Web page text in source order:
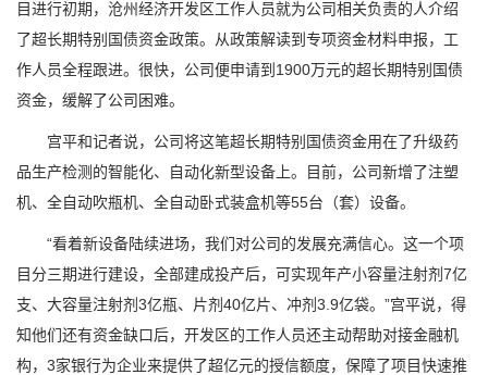
目进行初期，沧州经济开发区工作人员就为公司相关负责的人介绍
了超长期特别国债资金政策。从政策解读到专项资金材料申报，工
作人员全程跟进。很快，公司便申请到1900万元的超长期特别国债
资金，缓解了公司困难。
宫平和记者说，公司将这笔超长期特别国债资金用在了升级药
品生产检测的智能化、自动化新型设备上。目前，公司新增了注塑
机、全自动吹瓶机、全自动卧式装盒机等55台（套）设备。
“看着新设备陆续进场，我们对公司的发展充满信心。这一个项
目分三期进行建设，全部建成投产后，可实现年产小容量注射剂7亿
支、大容量注射剂3亿瓶、片剂40亿片、冲剂3.9亿袋。”宫平说，得
知他们还有资金缺口后，开发区的工作人员还主动帮助对接金融机
构，3家银行为企业来提供了超亿元的授信额度，保障了项目快速推